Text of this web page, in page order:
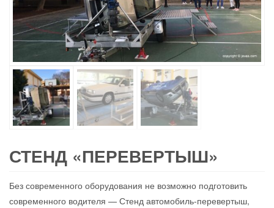
СТЕНД «ПЕРЕВЕРТЫШ»
Без современного оборудования не возможно подготовить
современного водителя — Стенд автомобиль-перевертыш,